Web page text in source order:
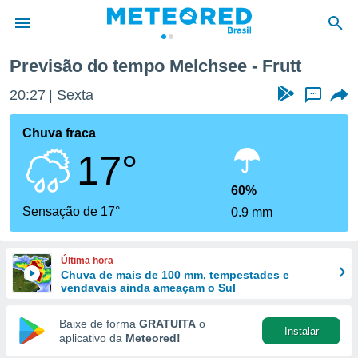
da
fornecidas
a este
das
e
forma
digital
Previsão do tempo Melchsee - Frutt
20:27 Sexta ...
Chuva fraca
17°
Sensação de 17°
60%
0.9 mm
Última hora
Chuva de mais de 100 mm, tempestades e
vendavais ainda ameaçam o Sul
Baixe de forma GRATUITA o
aplicativo da Meteored!
Instalar